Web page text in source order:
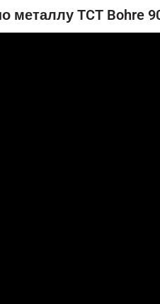
металлу TCT Bohre